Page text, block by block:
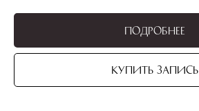
Подробнее
Купить запись